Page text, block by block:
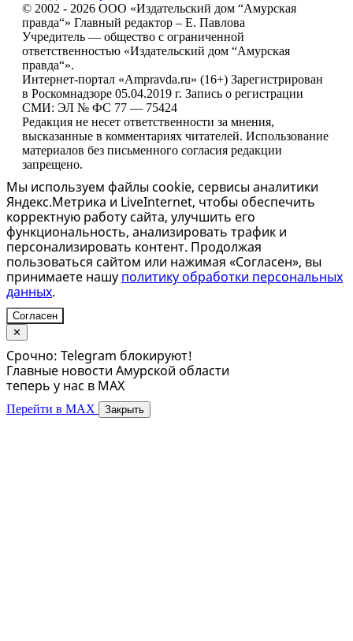
© 2002 - 2026 ООО «Издательский дом “Амурская
правда“» Главный редактор – Е. Павлова
Учредитель — общество с ограниченной
ответственностью «Издательский дом “Амурская
правда“».
Интернет-портал «Ampravda.ru» (16+) Зарегистрирован
в Роскомнадзоре 05.04.2019 г. Запись о регистрации
СМИ: ЭЛ № ФС 77 — 75424
Редакция не несет ответственности за мнения,
высказанные в комментариях читателей. Использование
материалов без письменного согласия редакции
запрещено.
Мы используем файлы cookie, сервисы аналитики
Яндекс.Метрика и LiveInternet, чтобы обеспечить
корректную работу сайта, улучшить его
функциональность, анализировать трафик и
персонализировать контент. Продолжая
пользоваться сайтом или нажимая «Согласен», вы
принимаете нашу политику обработки персональных
данных.
Согласен
✕
Срочно: Telegram блокируют!
Главные новости Амурской области
теперь у нас в MAX
Перейти в MAX Закрыть